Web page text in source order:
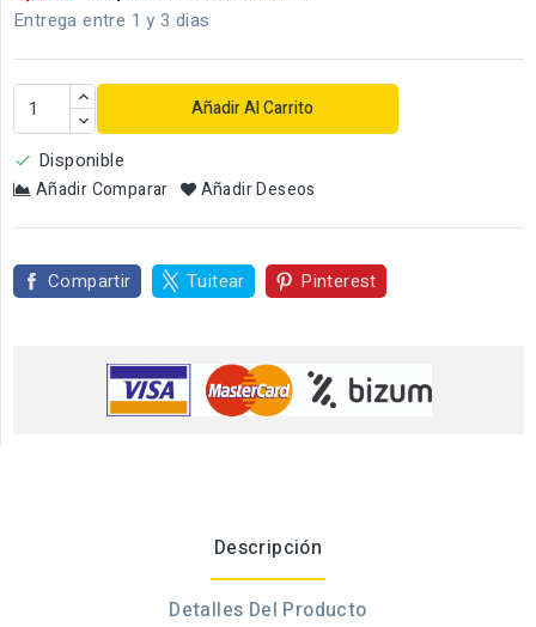
Entrega entre 1 y 3 dias
Añadir Al Carrito
 Disponible
Añadir Comparar Añadir Deseos
Compartir Tuitear Pinterest
Descripción
Detalles Del Producto